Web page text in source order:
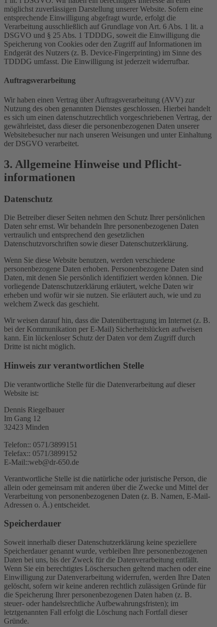
möglichst zuverlässigen Darstellung unserer Website. Sofern eine
entsprechende Einwilligung abgefragt wurde, erfolgt die
Verarbeitung ausschließlich auf Grundlage von Art. 6 Abs. 1 lit. a
DSGVO und § 25 Abs. 1 TDDDG, soweit die Einwilligung die
Speicherung von Cookies oder den Zugriff auf Informationen im
Endgerät des Nutzers (z. B. Device-Fingerprinting) im Sinne des
TDDDG umfasst. Die Einwilligung ist jederzeit widerrufbar.
Auftragsverarbeitung
Wir haben einen Vertrag über Auftragsverarbeitung (AVV) zur
Nutzung des oben genannten Dienstes geschlossen. Hierbei handelt
es sich um einen datenschutzrechtlich vorgeschriebenen Vertrag, der
gewährleistet, dass dieser die personenbezogenen Daten unserer
Websitebesucher nur nach unseren Weisungen und unter Einhaltung
der DSGVO verarbeitet.
3. Allgemeine Hinweise und Pflicht­
informationen
Datenschutz
Die Betreiber dieser Seiten nehmen den Schutz Ihrer persönlichen
Daten sehr ernst. Wir behandeln Ihre personenbezogenen Daten
vertraulich und entsprechend den gesetzlichen
Datenschutzvorschriften sowie dieser Datenschutzerklärung.
Wenn Sie diese Website benutzen, werden verschiedene
personenbezogene Daten erhoben. Personenbezogene Daten sind
Daten, mit denen Sie persönlich identifiziert werden können. Die
vorliegende Datenschutzerklärung erläutert, welche Daten wir
erheben und wofür wir sie nutzen. Sie erläutert auch, wie und zu
welchem Zweck das geschieht.
Wir weisen darauf hin, dass die Datenübertragung im Internet (z. B.
bei der Kommunikation per E-Mail) Sicherheitslücken aufweisen
kann. Ein lückenloser Schutz der Daten vor dem Zugriff durch
Dritte ist nicht möglich.
Hinweis zur verantwortlichen Stelle
Die verantwortliche Stelle für die Datenverarbeitung auf dieser
Website ist:
Dennis Riegelbauer
Im Gang 12
32423 Minden
Telefon:: 0571/3899151
Telefax:: 0571/3899152
E-Mail::web@dr-650.de
Verantwortliche Stelle ist die natürliche oder juristische Person, die
allein oder gemeinsam mit anderen über die Zwecke und Mittel der
Verarbeitung von personenbezogenen Daten (z. B. Namen, E-Mail-
Adressen o. Ä.) entscheidet.
Speicherdauer
Soweit innerhalb dieser Datenschutzerklärung keine speziellere
Speicherdauer genannt wurde, verbleiben Ihre personenbezogenen
Daten bei uns, bis der Zweck für die Datenverarbeitung entfällt.
Wenn Sie ein berechtigtes Löschersuchen geltend machen oder eine
Einwilligung zur Datenverarbeitung widerrufen, werden Ihre Daten
gelöscht, sofern wir keine anderen rechtlich zulässigen Gründe für
die Speicherung Ihrer personenbezogenen Daten haben (z. B.
steuer- oder handelsrechtliche Aufbewahrungsfristen); im
letztgenannten Fall erfolgt die Löschung nach Fortfall dieser
Gründe.